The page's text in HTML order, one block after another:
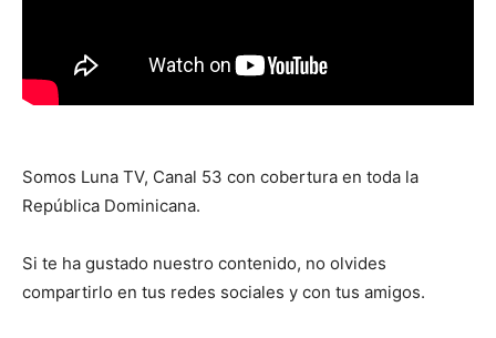
Somos Luna TV, Canal 53 con cobertura en toda la
República Dominicana.
Si te ha gustado nuestro contenido, no olvides
compartirlo en tus redes sociales y con tus amigos.